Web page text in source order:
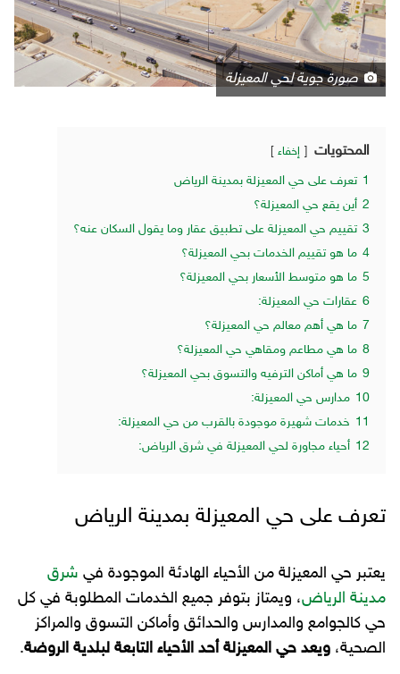
صورة جوية لحي المعيزلة
المحتويات إخفاء
1 تعرف على حي المعيزلة بمدينة الرياض
2 أين يقع حي المعيزلة؟
3 تقييم حي المعيزلة على تطبيق عقار وما يقول السكان عنه؟
4 ما هو تقييم الخدمات بحي المعيزلة؟
5 ما هو متوسط الأسعار بحي المعيزلة؟
6 عقارات حي المعيزلة:
7 ما هي أهم معالم حي المعيزلة؟
8 ما هي مطاعم ومقاهي حي المعيزلة؟
9 ما هي أماكن الترفيه والتسوق بحي المعيزلة؟
10 مدارس حي المعيزلة:
11 خدمات شهيرة موجودة بالقرب من حي المعيزلة:
12 أحياء مجاورة لحي المعيزلة في شرق الرياض:
تعرف على حي المعيزلة بمدينة الرياض
يعتبر حي المعيزلة من الأحياء الهادئة الموجودة في شرق
مدينة الرياض، ويمتاز بتوفر جميع الخدمات المطلوبة في كل
حي كالجوامع والمدارس والحدائق وأماكن التسوق والمراكز
الصحية، ويعد حي المعيزلة أحد الأحياء التابعة لبلدية الروضة.